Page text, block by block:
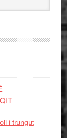
i trungut